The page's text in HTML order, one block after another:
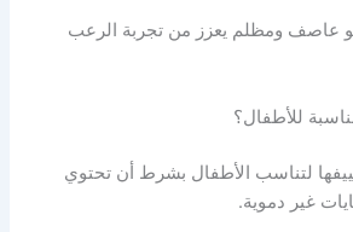
عاصف ومظلم يعزز من تجربة الرعب
للأطفال؟
لتناسب الأطفال بشرط أن تحتوي
غير دموية.